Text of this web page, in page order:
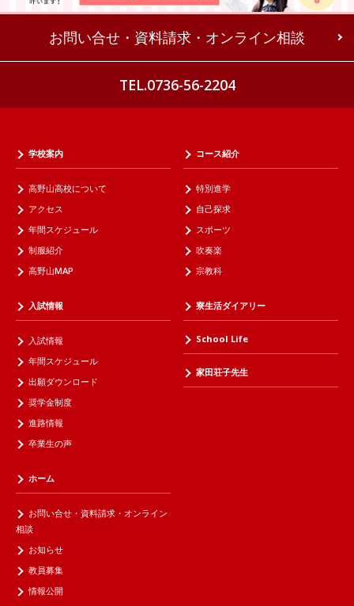
お問い合せ・資料請求・オンライン相談
TEL.0736-56-2204
学校案内
高野山高校について
アクセス
年間スケジュール
制服紹介
高野山MAP
コース紹介
特別進学
自己探求
スポーツ
吹奏楽
宗教科
入試情報
入試情報
年間スケジュール
出願ダウンロード
奨学金制度
進路情報
卒業生の声
寮生活ダイアリー
School Life
家田荘子先生
ホーム
お問い合せ・資料請求・オンライン
相談
お知らせ
教員募集
情報公開